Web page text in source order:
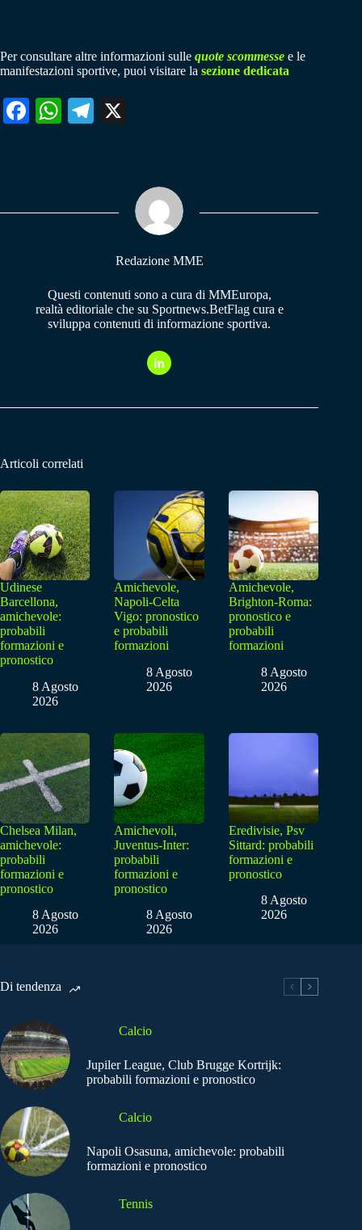
Per consultare altre informazioni sulle quote scommesse e le
manifestazioni sportive, puoi visitare la sezione dedicata
Fa W
pp
Te
m
Redazione MME
Questi contenuti sono a cura di MMEuropa,
realtà editoriale che su Sportnews.BetFlag cura e
sviluppa contenuti di informazione sportiva.
Articoli correlati
Udinese
Barcellona,
amichevole:
probabili
formazioni e
pronostico
8 Agosto
2026
Amichevole,
Napoli-Celta
Vigo: pronostico
e probabili
formazioni
8 Agosto
2026
Amichevole,
Brighton-Roma:
pronostico e
probabili
formazioni
8 Agosto
2026
Chelsea Milan,
amichevole:
probabili
formazioni e
pronostico
8 Agosto
2026
Amichevoli,
Juventus-Inter:
probabili
formazioni e
pronostico
8 Agosto
2026
Eredivisie, Psv
Sittard: probabili
formazioni e
pronostico
8 Agosto
2026
Di tendenza
Calcio
Jupiler League, Club Brugge Kortrijk:
probabili formazioni e pronostico
Calcio
Napoli Osasuna, amichevole: probabili
formazioni e pronostico
Tennis